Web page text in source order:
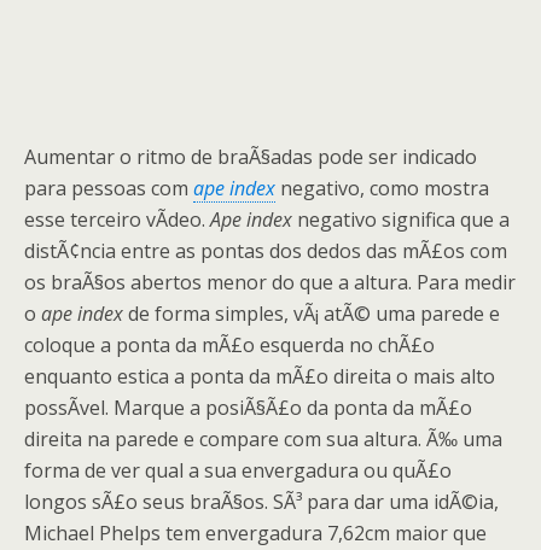
Aumentar o ritmo de braÃ§adas pode ser indicado
para pessoas com ape index negativo, como mostra
esse terceiro vÃ­deo.Ape index negativo significa que a
distÃ¢ncia entre as pontas dos dedos das mÃ£os com
os braÃ§os abertos menor do que a altura. Para medir
o ape indexde forma simples, vÃ¡ atÃ© uma parede e
coloque a ponta da mÃ£o esquerda no chÃ£o
enquanto estica a ponta da mÃ£o direita o mais alto
possÃ­vel. Marque a posiÃ§Ã£o da ponta da mÃ£o
direita na parede e compare com sua altura. Ã‰ uma
forma de ver qual a sua envergadura ou quÃ£o
longos sÃ£o seus braÃ§os. SÃ³ para dar uma idÃ©ia,
Michael Phelps tem envergadura 7,62cm maior que